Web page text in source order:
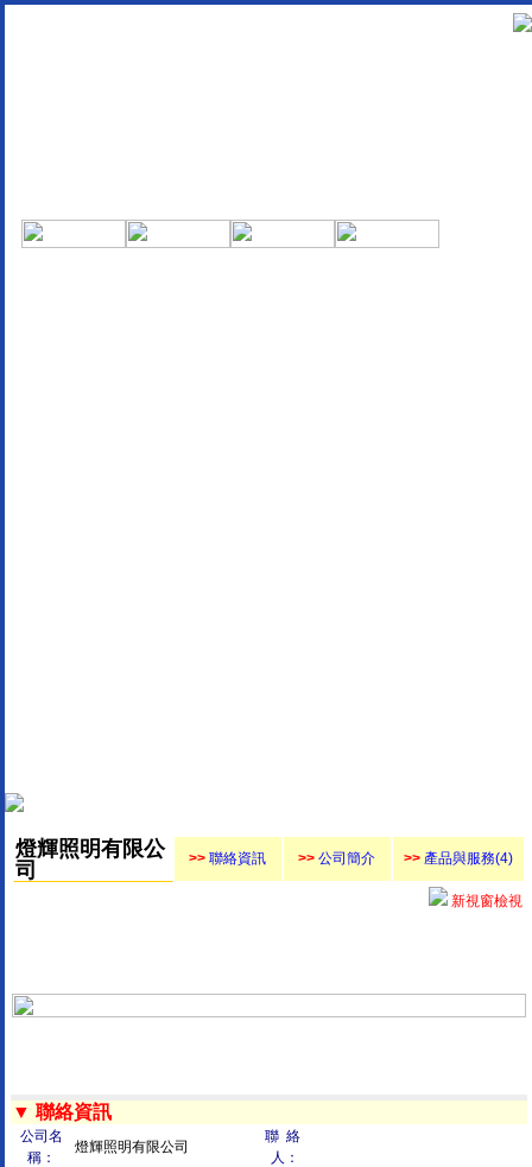
燈輝照明有限公
司
>> 聯絡資訊 >> 公司簡介 >>產品與服務(4)
新視窗檢視
▼ 聯絡資訊
公司名
稱：
燈輝照明有限公司
聯 絡
人：